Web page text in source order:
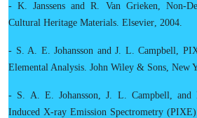
-K. Janssens and R. Van Grieken, Non-
Cultural Heritage Materials. Elsevier, 2004.
- S. A. E. Johansson and J. L. Campbell,
Elemental Analysis. John Wiley & Sons, New
- S.A. E. Johansson, J. L. Campbell, and
Induced X-ray Emission Spectrometry (PIXE